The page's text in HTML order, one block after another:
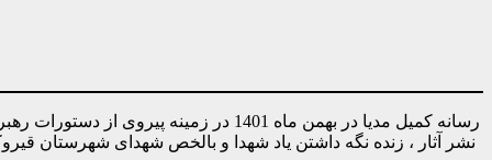
رسانه کمیل مدیا در بهمن ماه 1401
نشر آثار ، زنده نگه داشتن یاد شهدا و بالخص شهدای شهرستان